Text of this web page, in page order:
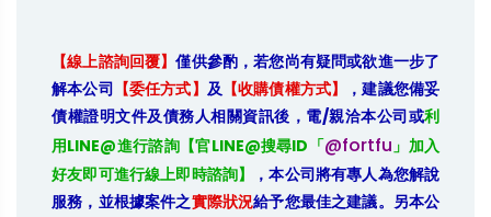
【線上諮詢回覆】僅供參酌，若您尚有疑問或欲進一步了
解本公司 【委任方式】 及【收購債權方式】
，建議您備妥
債權證明文件及債務人相關資訊後，電/親洽本公司或利
用LINE@進行諮詢【官LINE@搜尋ID「@fortfu」加入
好友即可進行線上即時諮詢】
，本公司將有專人為您解說
服務，並根據案件之實際狀況給予您最佳之建議。另本公